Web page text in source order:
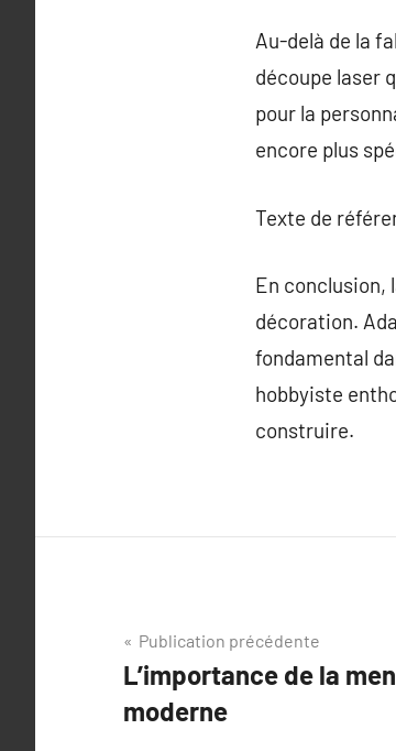
Au-delà de la
découpe laser
pour la
encore plus
Texte de
En conclusion,
décoration.
fondamental
hobbyiste
construire.
Navigation
de
l’article
Publication précédente
L’importance de la
moderne